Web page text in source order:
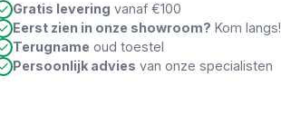
Gratis levering vanaf €100
Eerst zien in onze showroom? Kom langs!
Terugname oud toestel
Persoonlijk advies van onze specialisten